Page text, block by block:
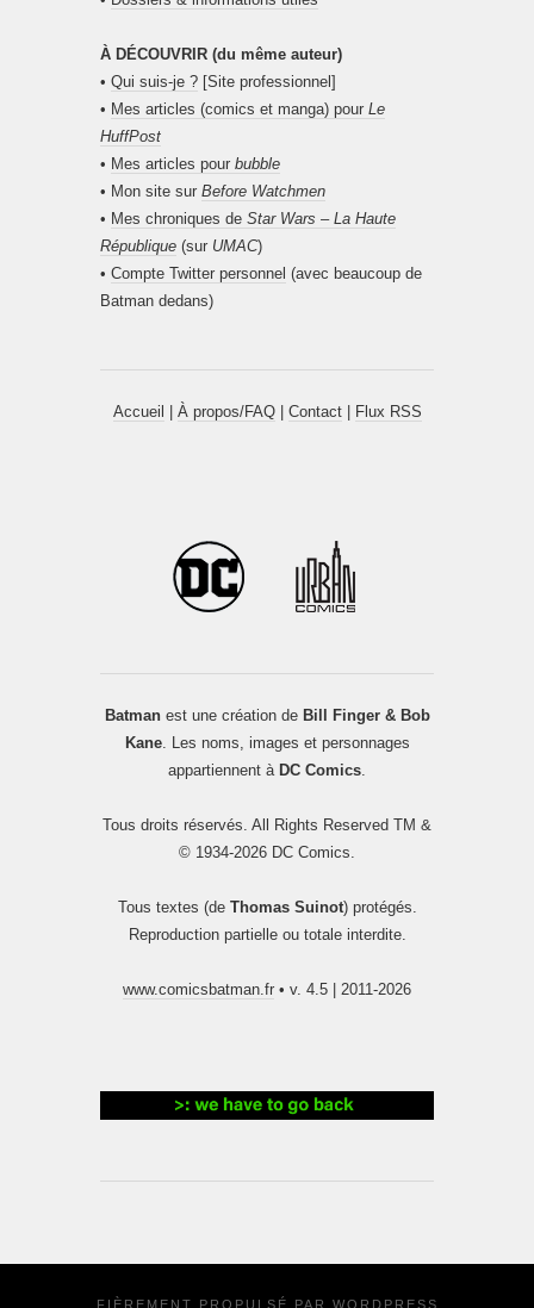
À DÉCOUVRIR (du même auteur)
• Qui suis-je ? [Site professionnel]
• Mes articles (comics et manga) pour Le
HuffPost
• Mes articles pour bubble
• Mon site sur Before Watchmen
• Mes chroniques de Star Wars – La Haute
République (sur UMAC)
• Compte Twitter personnel (avec beaucoup de
Batman dedans)
Accueil À propos/FAQ| Contact| Flux RSS
Batmanest une création de Bill Finger & Bob
Kane. Les noms, images et personnages
appartiennent à DC Comics
Tous droits réservés. All Rights Reserved TM &
© 1934-2026 DC Comics.
Tous textes (de Thomas Suinot) protégés.
Reproduction partielle ou totale interdite.
www.comicsbatman.fr • v. 4.5 | 2011-2026
FIÈREMENT PROPULSÉ PAR WORDPRESS